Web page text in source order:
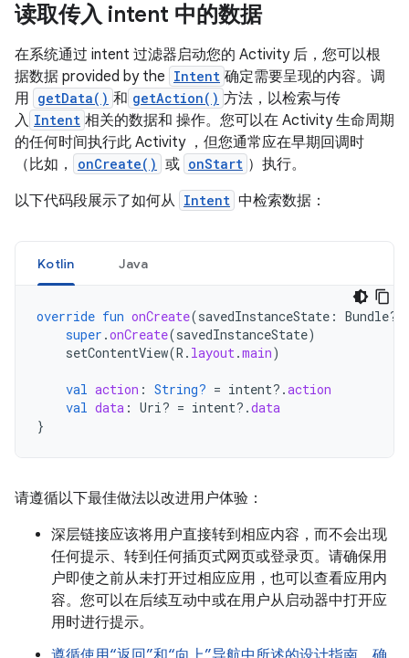
读取传入 intent 中的数据
在系统通过 intent 过滤器启动您的 Activity 后，您可以根
据数据 provided by the Intent 确定需要呈现的内容。调
用 getData() 和 getAction() 方法，以检索与传
入 Intent 相关的数据和 操作。您可以在 Activity 生命周期
的任何时间执行此 Activity ，但您通常应在早期回调时
（比如，
onCreate() 或 onStart ）执行。
以下代码段展示了如何从 Intent 中检索数据：
Kotlin Java
override fun onCreate(savedInstanceState : Bundle?)
super .onCreate(savedInstanceState)
setContentView(R . layout.main)
val action : String? = intent?.action
val data : Uri? = intent?.data
}
请遵循以下最佳做法以改进用户体验：
深层链接应该将用户直接转到相应内容，而不会出现
任何提示、转到任何插页式网页或登录页。请确保用
户即使之前从未打开过相应应用，也可以查看应用内
容。您可以在后续互动中或在用户从启动器中打开应
用时进行提示。